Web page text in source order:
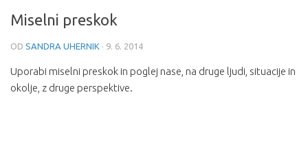
Miselni preskok
OD SANDRA UHERNIK · 9. 6. 2014
Uporabi miselni preskok in poglej nase, na druge ljudi, situacije in
okolje, z druge perspektive.